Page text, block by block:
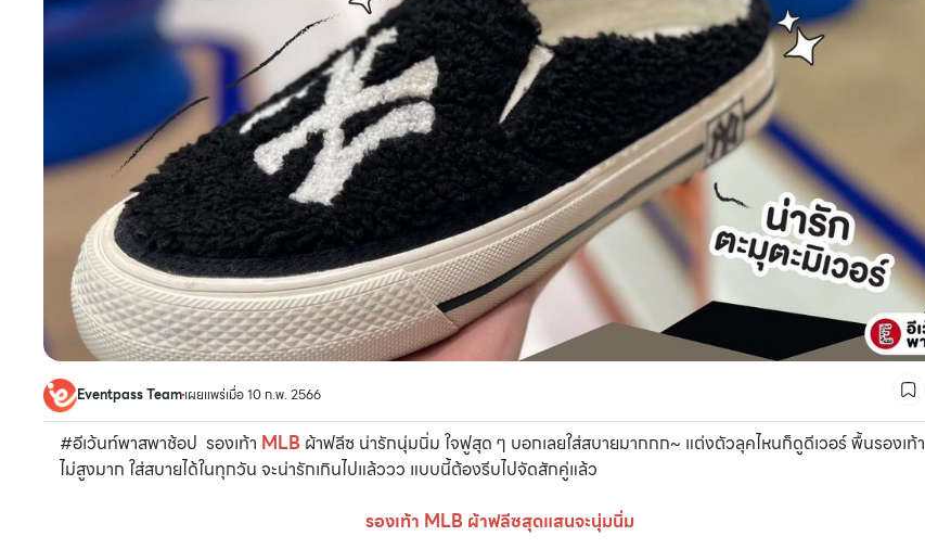
Eventpass Teamเผยแพร่เมื่อ 10 ก.พ. 2566
#อีเว้นท์พาสพาช้อป รองเท้า MLB ผ้าฟลีซ น่ารักนุ่มนิ่ม ใจฟูสุด ๆ บอกเลยใส่สบายมากกก~ แต่งตัวลุคไหนก็ดูดีเวอร์ พื้นรองเท้า
ไม่สูงมาก ใส่สบายได้ในทุกวัน จะน่ารักเกินไปแล้ววว แบบนี้ต้องรีบไปจัดสักคู่แล้ว
รองเท้า MLB ผ้าฟลีซสุดแสนจะนุ่มนิ่ม
CMG SHOP SHOP รวมแบรนด์ตัวท็อป ลดสูงสุด50%